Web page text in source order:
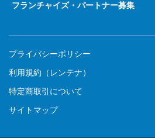
フランチャイズ・パートナー募集
プライバシーポリシー
利用規約（レンテナ）
特定商取引について
サイトマップ